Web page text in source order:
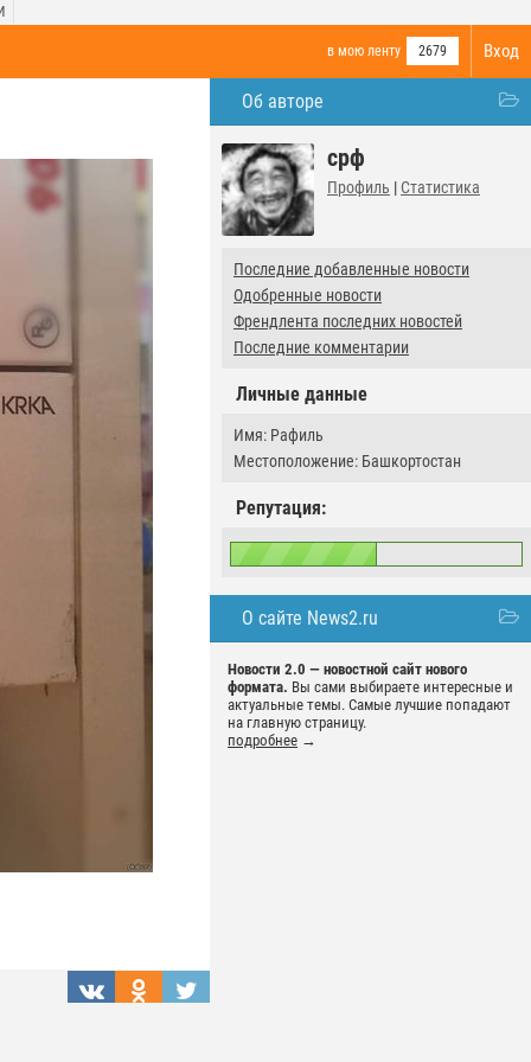
Вход
в мою ленту 2679
Об авторе
срф
Профиль | Статистика
Последние добавленные новости
Одобренные новости
Френдлента последних новостей
Последние комментарии
Личные данные
Имя: Рафиль
Местоположение: Башкортостан
Репутация:
О сайте News2.ru
Новости 2.0 — новостной сайт нового
формата. Вы сами выбираете интересные и
актуальные темы. Самые лучшие попадают
на главную страницу.
подробнее →